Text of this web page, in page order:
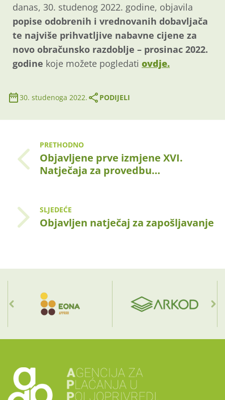
danas, 30. studenog 2022. godine, objavila
popise odobrenih i vrednovanih dobavljača
te najviše prihvatljive nabavne cijene za
novo obračunsko razdoblje – prosinac 2022.
godine koje možete pogledati ovdje.
30. studenoga 2022. PODIJELI
PRETHODNO
Objavljene prve izmjene XVI.
Natječaja za provedbu…
SLJEDEĆE
Objavljen natječaj za zapošljavanje